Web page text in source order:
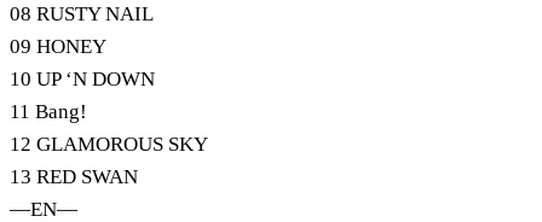
08 RUSTY NAIL
09 HONEY
10 UP ‘N DOWN
11 Bang!
12 GLAMOROUS SKY
13 RED SWAN
―EN―